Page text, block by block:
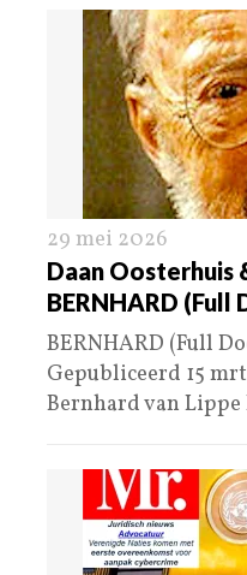
29 mei 2026
Daan Oosterhuis
BERNHARD
BERNHARD (Full
Gepubliceerd 15
Bernhard van